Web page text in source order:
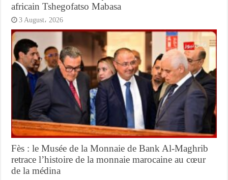
africain Tshegofatso Mabasa
3 August، 2026
Fès : le Musée de la Monnaie de Bank Al-Maghrib
retrace l’histoire de la monnaie marocaine au cœur
de la médina